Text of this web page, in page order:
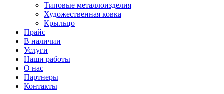
Типовые металлоизделия
Художественная ковка
Крыльцо
Прайс
В наличии
Услуги
Наши работы
О нас
Партнеры
Контакты